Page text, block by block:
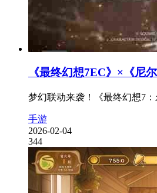
《最终幻想7EC》×《尼
梦幻联动来袭！《最终幻想7
手游
2026-02-04
344